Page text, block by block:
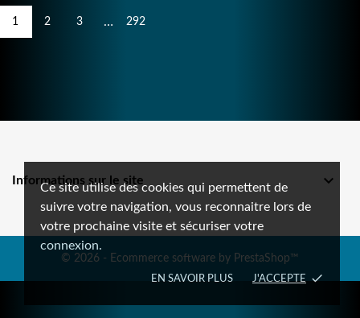
Ce site utilise des cookies qui permettent de
suivre votre navigation, vous reconnaitre lors de
votre prochaine visite et sécuriser votre
connexion.
EN SAVOIR PLUS J'ACCEPTE done
1 2 3 … 292
Informations sur le site 
© 2026 - Ecommerce software by PrestaShop™